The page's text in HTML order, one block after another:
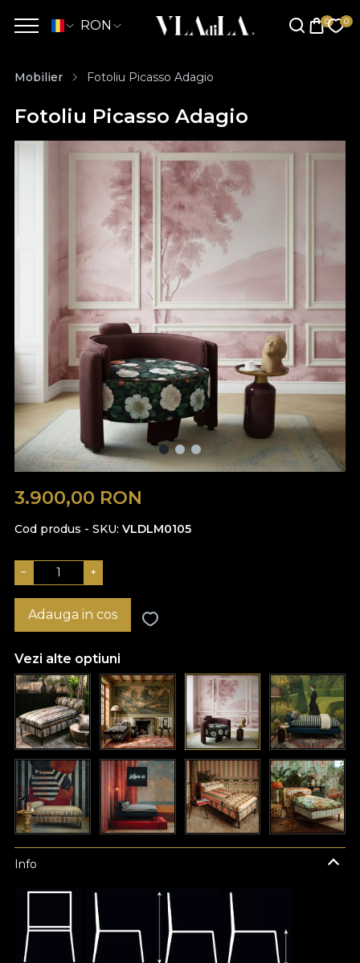
RON
Mobilier Fotoliu Picasso Adagio
Fotoliu Picasso Adagio
3.900,00 RON
Cod produs - SKU VLDLM0105
− +
Adauga in cos
Vezi alte optiuni
Info